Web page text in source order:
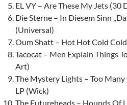
EL VY – Are These My Jets (30
Die Sterne – In Diesem Sinn
(Universal)
Oum Shatt – Hot Hot Cold
Tacocat – Men Explain Things
Art)
The Mystery Lights – Too
LP (Wick)
The Futureheads – Hounds Of